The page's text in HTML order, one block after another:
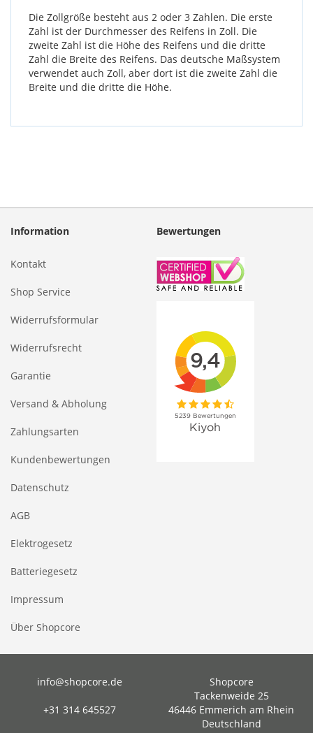
Die Zollgröße besteht aus 2 oder 3 Zahlen. Die erste
Zahl ist der Durchmesser des Reifens in Zoll. Die
zweite Zahl ist die Höhe des Reifens und die dritte
Zahl die Breite des Reifens. Das deutsche Maßsystem
verwendet auch Zoll, aber dort ist die zweite Zahl die
Breite und die dritte die Höhe.
Information
Kontakt
Shop Service
Widerrufsformular
Widerrufsrecht
Garantie
Versand & Abholung
Zahlungsarten
Kundenbewertungen
Datenschutz
AGB
Elektrogesetz
Batteriegesetz
Impressum
Über Shopcore
Bewertungen
info@shopcore.de
+31 314 645527
Shopcore
Tackenweide 25
46446 Emmerich am Rhein
Deutschland